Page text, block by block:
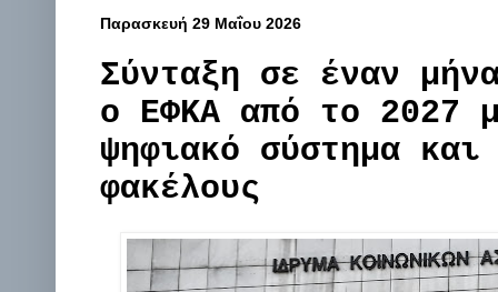
Παρασκευή 29 Μαΐου 2026
Σύνταξη σε έναν
ο ΕΦΚΑ από το 2027
ψηφιακό σύστημα και
φακέλους